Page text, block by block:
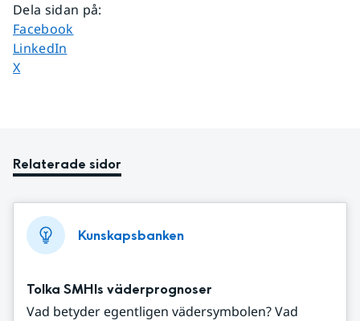
Dela sidan på:
Dela sidan på
Facebook
Dela sidan på
LinkedIn
Dela sidan på
X
Relaterade sidor
Kunskapsbanken
Tolka SMHIs väderprognoser
Vad betyder egentligen vädersymbolen? Vad